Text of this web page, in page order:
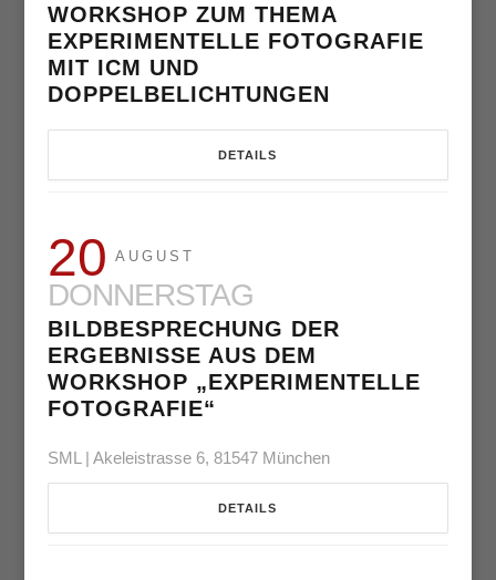
WORKSHOP ZUM THEMA
EXPERIMENTELLE FOTOGRAFIE
MIT ICM UND
DOPPELBELICHTUNGEN
DETAILS
20 AUGUST
DONNERSTAG
BILDBESPRECHUNG DER
ERGEBNISSE AUS DEM
WORKSHOP „EXPERIMENTELLE
FOTOGRAFIE“
SML | Akeleistrasse 6, 81547 München
DETAILS